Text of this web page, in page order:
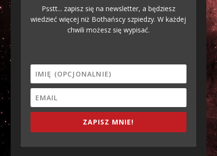
Psstt... zapisz się na newsletter, a będziesz
wiedzieć więcej niż Bothańscy szpiedzy. W każdej
chwili możesz się wypisać.
ZAPISZ MNIE!